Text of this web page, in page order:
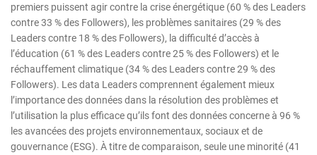
premiers puissent agir contre la crise énergétique (60 % des Leaders
contre 33 % des Followers), les problèmes sanitaires (29 % des
Leaders contre 18 % des Followers), la difficulté d’accès à
l’éducation (61 % des Leaders contre 25 % des Followers) et le
réchauffement climatique (34 % des Leaders contre 29 % des
Followers). Les data Leaders comprennent également mieux
l’importance des données dans la résolution des problèmes et
l’utilisation la plus efficace qu’ils font des données concerne à 96 %
les avancées des projets environnementaux, sociaux et de
gouvernance (ESG). À titre de comparaison, seule une minorité (41